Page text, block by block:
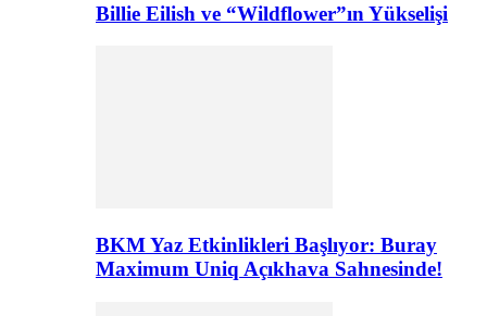
Billie Eilish ve “Wildflower”ın Yükselişi
BKM Yaz Etkinlikleri Başlıyor: Buray
Maximum Uniq Açıkhava Sahnesinde!